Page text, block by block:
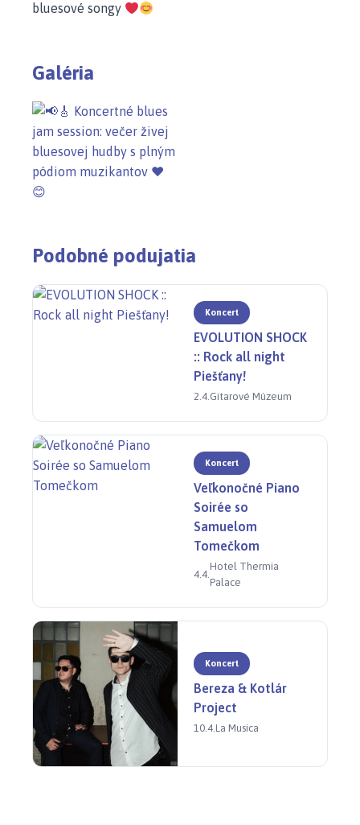
bluesové songy
Galéria
Podobné podujatia
Koncert
EVOLUTION SHOCK
:: Rock all night
Piešťany!
2.4.Gitarové Múzeum
Koncert
Veľkonočné Piano
Soirée so
Samuelom
Tomečkom
4.4.
Hotel Thermia
Palace
Koncert
Bereza & Kotlár
Project
10.4. La Musica